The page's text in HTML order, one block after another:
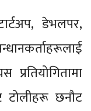
डेभलपर,
टोलीहरू छनौट